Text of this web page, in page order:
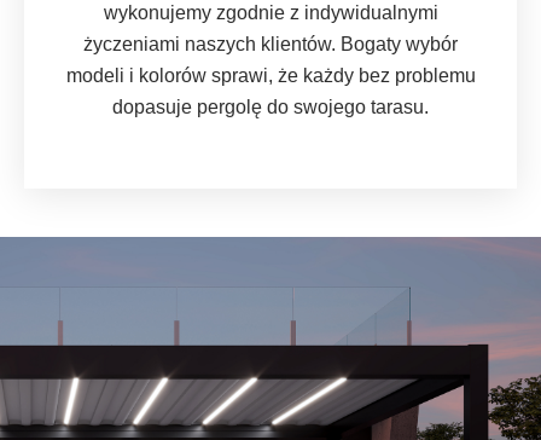
wykonujemy zgodnie z indywidualnymi
życzeniami naszych klientów. Bogaty wybór
modeli i kolorów sprawi, że każdy bez problemu
dopasuje pergolę do swojego tarasu.